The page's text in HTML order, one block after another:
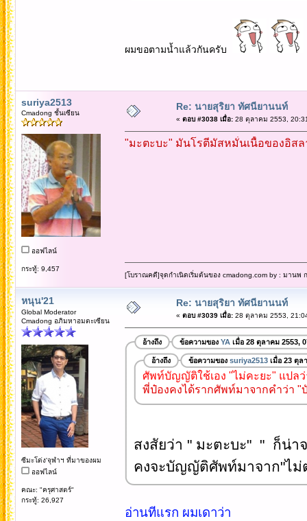
ผมขอตามน้ำแล้วกันครับ
suriya2513
Cmadong ชั้นเซียน
ออฟไลน์
กระทู้: 9,457
Re: นายสุริยา ทัศนียานนท์
« ตอบ #3038 เมื่อ:28 ตุลาคม 2553,
"มะตะบะ" มันโรตีมัสหมั่นเนื้อของอิส
[โบราณคดี]จุดกำเนิดเริ่มต้นของ cmadong.com by : มานพ
หนุน'21
Global Moderator
Cmadong อภิมหาอมตะเซียน
ซีมะโด่ง'จุฬาฯ ที่มาของผม
ออฟไลน์
คณะ: "ครุศาสตร์"
กระทู้: 26,927
Re: นายสุริยา ทัศนียานนท์
« ตอบ #3039 เมื่อ:28 ตุลาคม 2553,
อ้างถึง ข้อความของ YAเมื่อ 28 ตุลาคม 2553,
อ้างถึง ข้อความของ suriya2513เมื่อ 23 ตุล
ศัพท์บัญญัติใช้เอง "ไม่คะยะ" แปลว่
พี่ป๋องคงได้รากศัพท์มาจากคำว่า "
สงสัยว่า " มะตะบะ" " ก็น่า
คงจะบัญญัติศัพท์มาจาก"ไม่
อ่านทีแรก ผมเดาว่า